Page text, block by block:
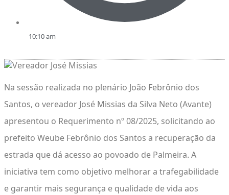
10:10 am
Na sessão realizada no plenário João Febrônio dos
Santos, o vereador José Missias da Silva Neto (Avante)
apresentou o Requerimento nº 08/2025, solicitando ao
prefeito Weube Febrônio dos Santos a recuperação da
estrada que dá acesso ao povoado de Palmeira. A
iniciativa tem como objetivo melhorar a trafegabilidade
e garantir mais segurança e qualidade de vida aos